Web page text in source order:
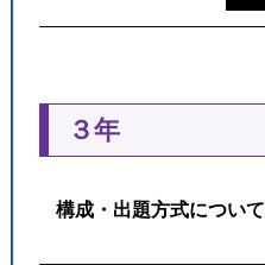
３年
構成・出題方式について